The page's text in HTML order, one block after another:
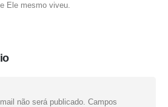
Ele mesmo viveu.
não será publicado. Campos